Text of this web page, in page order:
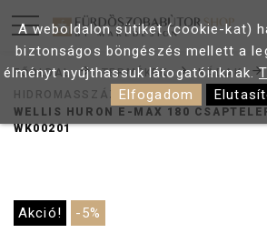
FŐOLDAL TERMÉKEK
KÁDAK
HIDROMASSZÁZS KÁDAK
WELLIS HURON E-MAX 180
WK00201
Akció! -5%
A weboldalon sütiket (cookie-kat)
biztonságos böngészés mellett a
élményt nyújthassuk látogatóinknak.
Elfogadom